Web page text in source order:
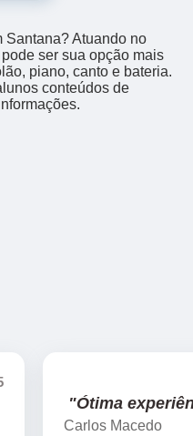
Santana? Atuando no
ser sua opção mais
piano, canto e bateria.
conteúdos de
"Ótima
Carlos Macedo